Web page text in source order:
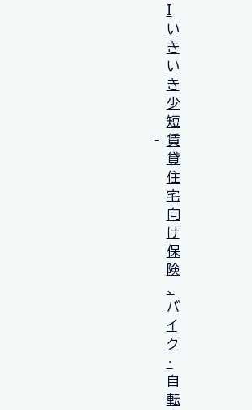
I
い
き
い
き
少
短
賃
貸
住
宅
向
け
保
険
、
バ
イ
ク
・
自
転